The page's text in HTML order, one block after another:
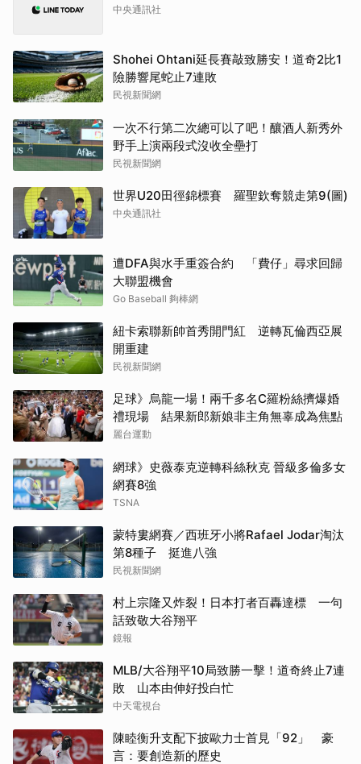
中央通訊社
Shohei Ohtani延長賽敲致勝安！道奇2比1
險勝響尾蛇止7連敗
民視新聞網
一次不行第二次總可以了吧！釀酒人新秀外
野手上演兩段式沒收全壘打
民視新聞網
世界U20田徑錦標賽 羅聖欽奪競走第9(圖)
中央通訊社
遭DFA與水手重簽合約 「費仔」尋求回歸
大聯盟機會
Go Baseball 夠棒網
紐卡索聯新帥首秀開門紅 逆轉瓦倫西亞展
開重建
民視新聞網
足球》烏龍一場！兩千多名C羅粉絲擠爆婚
禮現場 結果新郎新娘非主角無辜成為焦點
麗台運動
網球》史薇泰克逆轉科絲秋克 晉級多倫多女
網賽8強
TSNA
蒙特婁網賽／西班牙小將Rafael Jodar淘汰
第8種子 挺進八強
民視新聞網
村上宗隆又炸裂！日本打者百轟達標 一句
話致敬大谷翔平
鏡報
MLB/大谷翔平10局致勝一擊！道奇終止7連
敗 山本由伸好投白忙
中天電視台
陳睦衡升支配下披歐力士首見「92」 豪
言：要創造新的歷史